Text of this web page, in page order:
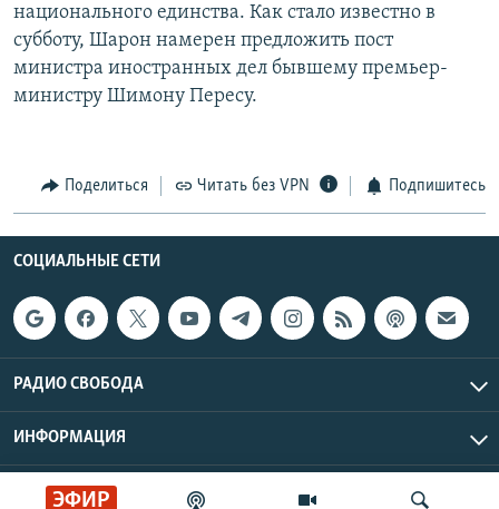
ЭФИР
национального единства. Как стало известно в
субботу, Шарон намерен предложить пост
министра иностранных дел бывшему премьер-
министру Шимону Пересу.
Поделиться Читать без VPN Подпишитесь
СОЦИАЛЬНЫЕ СЕТИ
РАДИО СВОБОДА
ИНФОРМАЦИЯ
Радио Свобода © 2026 RFE/RL, Inc. | Все права защищены.